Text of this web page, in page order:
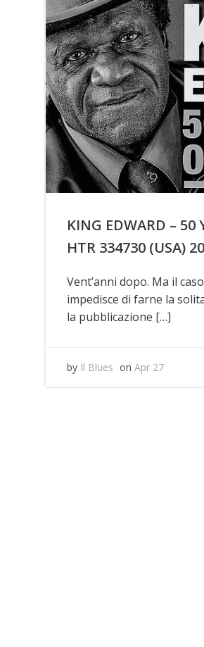
KING EDWARD –
HTR 334730 (USA)
Vent’anni dopo. Ma il
impedisce di farne la
la pubblicazione […]
by Il Blues on Apr 27